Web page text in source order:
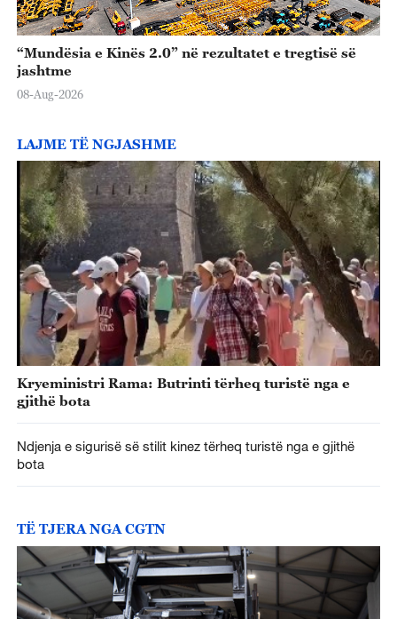
“Mundësia e Kinës 2.0” në rezultatet e tregtisë së
jashtme
08-Aug-2026
LAJME TË NGJASHME
Kryeministri Rama: Butrinti tërheq turistë nga e
gjithë bota
Ndjenja e sigurisë së stilit kinez tërheq turistë nga e gjithë
bota
TË TJERA NGA CGTN